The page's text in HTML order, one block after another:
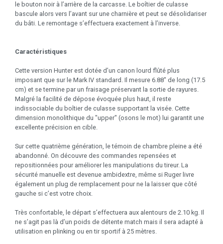
le bouton noir à l’arrière de la carcasse. Le boîtier de culasse
bascule alors vers l’avant sur une charnière et peut se désolidariser
du bâti. Le remontage s’effectuera exactement à l’inverse.
Caractéristiques
Cette version Hunter est dotée d’un canon lourd flûté plus
imposant que sur le Mark IV standard. Il mesure 6.88" de long (17.5
cm) et se termine par un fraisage préservant la sortie de rayures.
Malgré la facilité de dépose évoquée plus haut, il reste
indissociable du boîtier de culasse supportant la visée. Cette
dimension monolithique du "upper" (osons le mot) lui garantit une
excellente précision en cible.
Sur cette quatrième génération, le témoin de chambre pleine a été
abandonné. On découvre des commandes repensées et
repositionnées pour améliorer les manipulations du tireur. La
sécurité manuelle est devenue ambidextre, même si Ruger livre
également un plug de remplacement pour ne la laisser que côté
gauche si c’est votre choix.
Très confortable, le départ s’effectuera aux alentours de 2.10 kg. Il
ne s’agit pas là d’un poids de détente match mais il sera adapté à
utilisation en plinking ou en tir sportif à 25 mètres.